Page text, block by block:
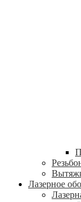
Лазерное